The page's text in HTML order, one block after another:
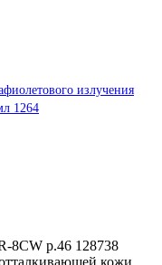
излучения
1264
р.46 128738
кожи